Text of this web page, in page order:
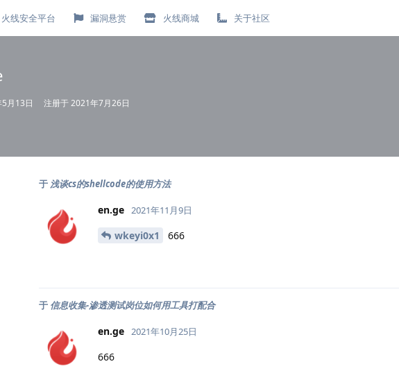
火线安全平台 漏洞悬赏 火线商城 关于社区
月13日 注册于2021年7月26日
于 浅谈cs的shellcode的使用方法
en.ge 2021年11月9日
wkeyi0x1 666
于 信息收集-渗透测试岗位如何用工具打配合
en.ge 2021年10月25日
666